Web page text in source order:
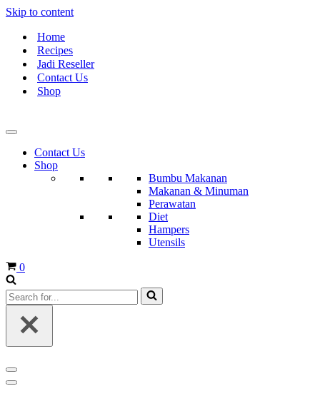
Skip to content
Home
Recipes
Jadi Reseller
Contact Us
Shop
Contact Us
Shop
Bumbu Makanan
Makanan & Minuman
Perawatan
Diet
Hampers
Utensils
Cart
0
Search
for...
Navigation
Menu
Navigation